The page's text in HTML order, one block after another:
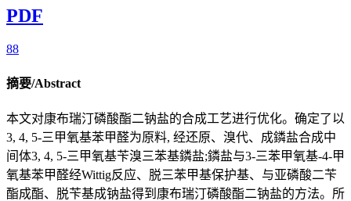
PDF
88
摘要/Abstract
本文对康布瑞汀磷酸酯二钠盐的合成工艺进行优化。确定了以
3, 4, 5-三甲氧基苯甲醛为原料, 经还原、溴代、成鏻盐合成中
间体3, 4, 5-三甲氧基苄溴三苯基鏻盐;鏻盐与3-三苯甲氧基-4-甲
氧基苯甲醛经Wittig反应、脱三苯甲基保护基、与亚磷酸二苄
酯成酯、脱苄基成钠盐得到康布瑞汀磷酸酯二钠盐的方法。所